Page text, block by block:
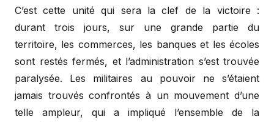
C’est cette unité qui sera la clef de la victoire :
durant trois jours, sur une grande partie du
territoire, les commerces, les banques et les écoles
sont restés fermés, et l’administration s’est trouvée
paralysée. Les militaires au pouvoir ne s’étaient
jamais trouvés confrontés à un mouvement d’une
telle ampleur, qui a impliqué l’ensemble de la